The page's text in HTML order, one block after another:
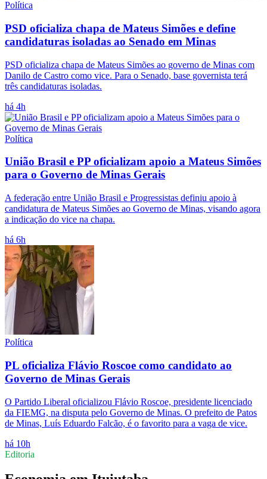
Política
PSD oficializa chapa de Mateus Simões e define
candidaturas isoladas ao Senado em Minas
PSD oficializa chapa de Mateus Simões ao governo de Minas com
Danilo de Castro como vice. Para o Senado, base governista terá
três candidaturas isoladas.
há 4h
Política
União Brasil e PP oficializam apoio a Mateus Simões
para o Governo de Minas Gerais
A federação entre União Brasil e Progressistas definiu apoio à
candidatura de Mateus Simões ao Governo de Minas, visando agora
a indicação do vice na chapa.
há 6h
Política
PL oficializa Flávio Roscoe como candidato ao
Governo de Minas Gerais
O Partido Liberal oficializou Flávio Roscoe, presidente licenciado
da FIEMG, na disputa pelo Governo de Minas. O prefeito de Patos
de Minas, Luís Eduardo Falcão, é o favorito para a vaga de vice.
há 10h
Editoria